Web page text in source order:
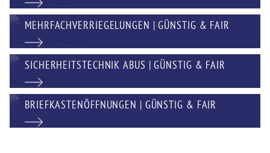
MEHRFACHVERRIEGELUNGEN | GÜNSTIG & FAIR
SICHERHEITSTECHNIK ABUS | GÜNSTIG & FAIR
BRIEFKASTENÖFFNUNGEN | GÜNSTIG & FAIR